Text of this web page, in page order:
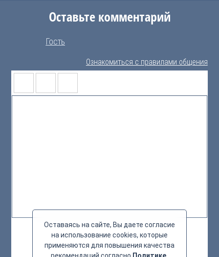
Оставьте комментарий
Гость
Ознакомиться с правилами общения
Оставаясь на сайте, Вы даете согласие
на использование cookies, которые
применяются для повышения качества